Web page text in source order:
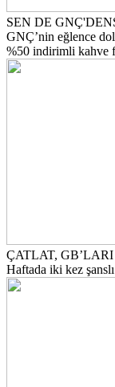
SEN DE
GNÇ’nin eğlence
%50 indirimli kahve
ÇATLAT,
Haftada iki kez